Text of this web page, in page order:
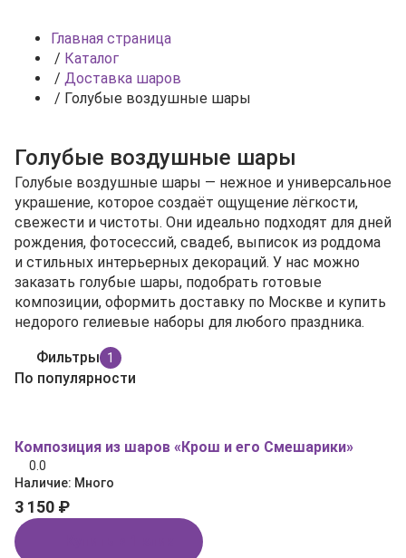
Главная страница
/ Каталог
/ Доставка шаров
/ Голубые воздушные шары
Голубые воздушные шары
Голубые воздушные шары — нежное и универсальное
украшение, которое создаёт ощущение лёгкости,
свежести и чистоты. Они идеально подходят для дней
рождения, фотосессий, свадеб, выписок из роддома
и стильных интерьерных декораций. У нас можно
заказать голубые шары, подобрать готовые
композиции, оформить доставку по Москве и купить
недорого гелиевые наборы для любого праздника.
Фильтры 1
По популярности
Композиция из шаров «Крош и его Смешарики»
0.0
Наличие: Много
3 150 ₽